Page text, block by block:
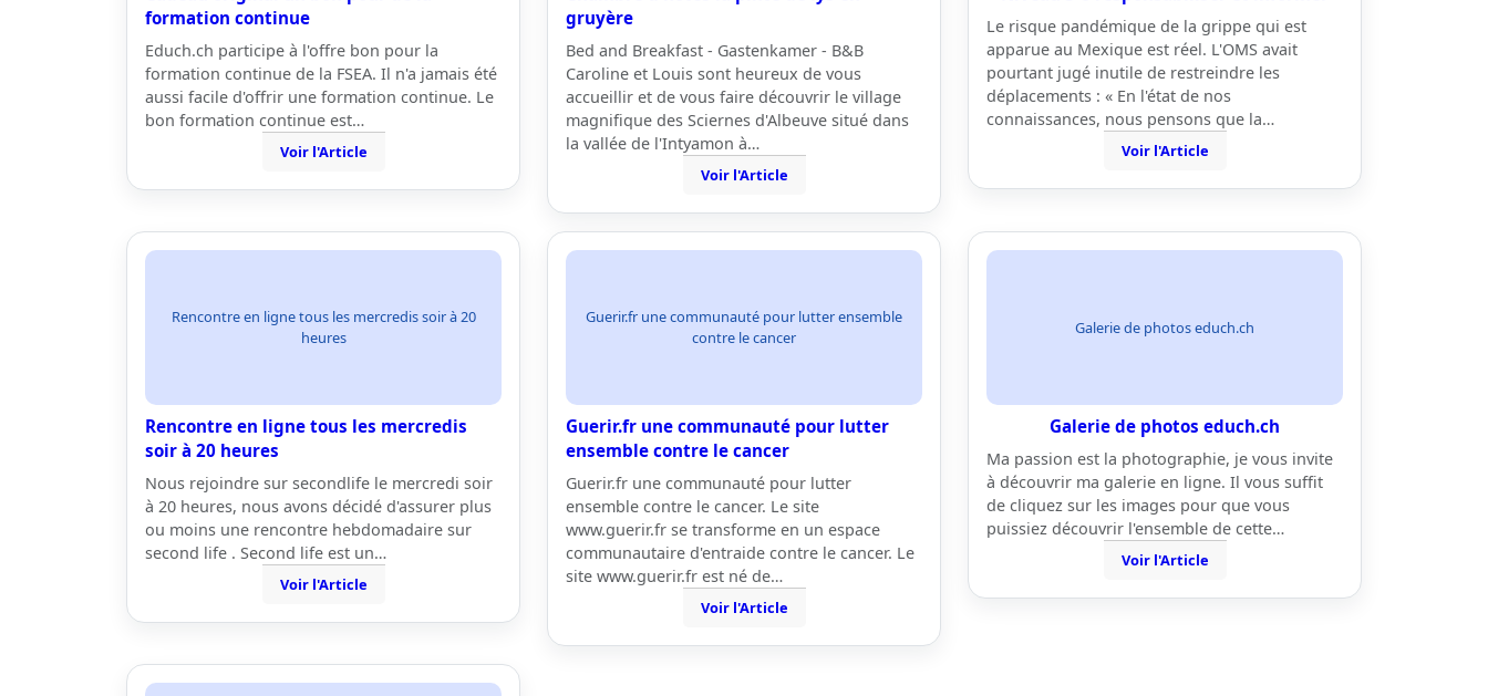
formation continue
Educh.ch participe à l'offre bon pour la
formation continue de la FSEA. Il n'a jamais été
aussi facile d'offrir une formation continue. Le
bon formation continue est…
Voir l'Article
gruyère
Bed and Breakfast - Gastenkamer - B&B
Caroline et Louis sont heureux de vous
accueillir et de vous faire découvrir le village
magnifique des Sciernes d'Albeuve situé dans
la vallée de l'Intyamon à…
Voir l'Article
Le risque pandémique de la grippe qui est
apparue au Mexique est réel. L'OMS avait
pourtant jugé inutile de restreindre les
déplacements : « En l'état de nos
connaissances, nous pensons que la…
Voir l'Article
Rencontre en ligne tous les mercredis soir à 20
heures
Rencontre en ligne tous les mercredis
soir à 20 heures
Nous rejoindre sur secondlife le mercredi soir
à 20 heures, nous avons décidé d'assurer plus
ou moins une rencontre hebdomadaire sur
second life . Second life est un…
Voir l'Article
Guerir.fr une communauté pour lutter ensemble
contre le cancer
Guerir.fr une communauté pour lutter
ensemble contre le cancer
Guerir.fr une communauté pour lutter
ensemble contre le cancer. Le site
www.guerir.fr se transforme en un espace
communautaire d'entraide contre le cancer. Le
site www.guerir.fr est né de…
Voir l'Article
Galerie de photos educh.ch
Galerie de photos educh.ch
Ma passion est la photographie, je vous invite
à découvrir ma galerie en ligne. Il vous suffit
de cliquez sur les images pour que vous
puissiez découvrir l'ensemble de cette…
Voir l'Article